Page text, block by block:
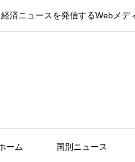
済ニュースを発信するWebメデ
ーム 国別ニュース